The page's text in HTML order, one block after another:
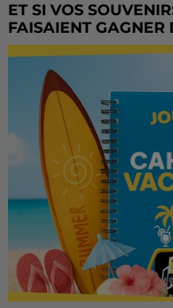
ET SI VOS
FAISAIENT GAGNER